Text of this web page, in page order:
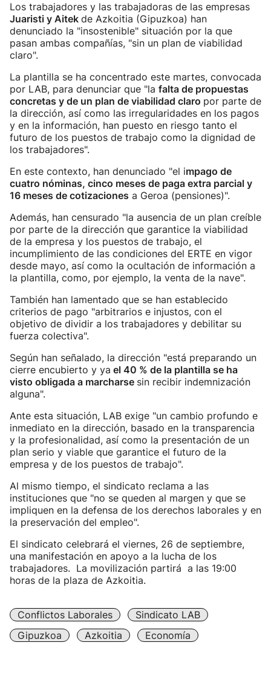
Los trabajadores y las trabajadoras de las empresas
Juaristi y Aitek de Azkoitia (Gipuzkoa) han
denunciado la "insostenible" situación por la que
pasan ambas compañías, "sin un plan de viabilidad
claro".
La plantilla se ha concentrado este martes, convocada
por LAB, para denunciar que "la falta de propuestas
concretas y de un plan de viabilidad claro por parte de
la dirección, así como las irregularidades en los pagos
y en la información, han puesto en riesgo tanto el
futuro de los puestos de trabajo como la dignidad de
los trabajadores".
En este contexto, han denunciado "el impago de
cuatro nóminas, cinco meses de paga extra parcial y
16 meses de cotizaciones a Geroa (pensiones)".
Además, han censurado "la ausencia de un plan creíble
por parte de la dirección que garantice la viabilidad
de la empresa y los puestos de trabajo, el
incumplimiento de las condiciones del ERTE en vigor
desde mayo, así como la ocultación de información a
la plantilla, como, por ejemplo, la venta de la nave".
También han lamentado que se han establecido
criterios de pago "arbitrarios e injustos, con el
objetivo de dividir a los trabajadores y debilitar su
fuerza colectiva".
Según han señalado, la dirección "está preparando un
cierre encubierto y ya el 40 % de la plantilla se ha
visto obligada a marcharse sin recibir indemnización
alguna".
Ante esta situación, LAB exige "un cambio profundo e
inmediato en la dirección, basado en la transparencia
y la profesionalidad, así como la presentación de un
plan serio y viable que garantice el futuro de la
empresa y de los puestos de trabajo".
Al mismo tiempo, el sindicato reclama a las
instituciones que "no se queden al margen y que se
impliquen en la defensa de los derechos laborales y en
la preservación del empleo".
El sindicato celebrará el viernes, 26 de septiembre,
una manifestación en apoyo a la lucha de los
trabajadores. La movilización partirá a las 19:00
horas de la plaza de Azkoitia.
Conflictos Laborales
Sindicato LAB
Gipuzkoa
Azkoitia Economía